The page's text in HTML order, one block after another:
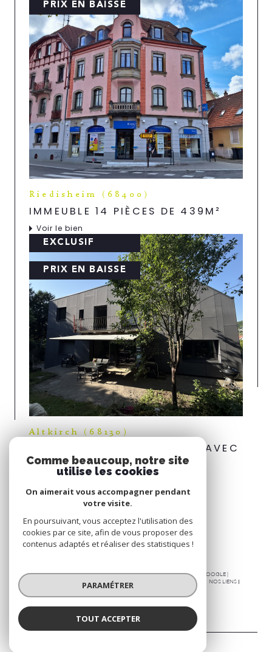
PRIX EN BAISSE
Riedisheim (68400)
IMMEUBLE 14 PIÈCES DE 439M²
Voir le bien
EXCLUSIF
PRIX EN BAISSE
Altkirch (68130)
GRANDE MAISON FAMILIALE AVEC
LOCAL PRO À ALTKIRCH
Voir le bien
PROPRIÉTAIRE
Se connecter
© 2026 | TOUS DROITS RÉSERVÉS | TRADUCTION POWERED BY GOOGLE |
NOS HONORAIRES MENTIONS LÉGALES ADMIN
NOS LIENS
POLITIQUE RGPD
Comme beaucoup, notre site
utilise les cookies
On aimerait vous accompagner pendant
votre visite.
En poursuivant, vous acceptez l'utilisation des
cookies par ce site, afin de vous proposer des
contenus adaptés et réaliser des statistiques !
PARAMÉTRER
TOUT ACCEPTER